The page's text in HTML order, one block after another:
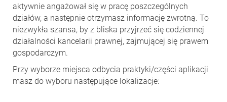
aktywnie angażował się w pracę poszczególnych
działów, a następnie otrzymasz informację zwrotną. To
niezwykła szansa, by z bliska przyjrzeć się codziennej
działalności kancelarii prawnej, zajmującej się prawem
gospodarczym.
Przy wyborze miejsca odbycia praktyki/części aplikacji
masz do wyboru następujące lokalizacje: